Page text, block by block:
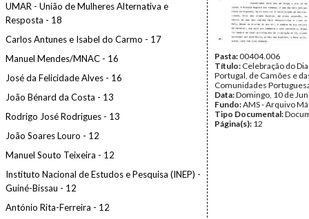
UMAR - União de Mulheres Alternativa e
Resposta - 18
Carlos Antunes e Isabel do Carmo - 17
Manuel Mendes/MNAC - 16
José da Felicidade Alves - 16
João Bénard da Costa - 13
Rodrigo José Rodrigues - 13
João Soares Louro - 12
Manuel Souto Teixeira - 12
Instituto Nacional de Estudos e Pesquisa (INEP) -
Guiné-Bissau - 12
António Rita-Ferreira - 12
Pasta:00404.006
Título: Celebração do
Portugal, de Camões e
Comunidades
Data:Domingo, 10 de
Fundo:AMS - Arquivo
Tipo Documental:
Página(s): 12